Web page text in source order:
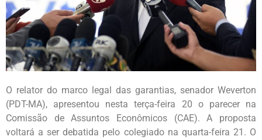
O relator do marco legal das garantias, senador Weverton
(PDT-MA), apresentou nesta terça-feira 20 o parecer na
Comissão de Assuntos Econômicos (CAE). A proposta
voltará a ser debatida pelo colegiado na quarta-feira 21. O